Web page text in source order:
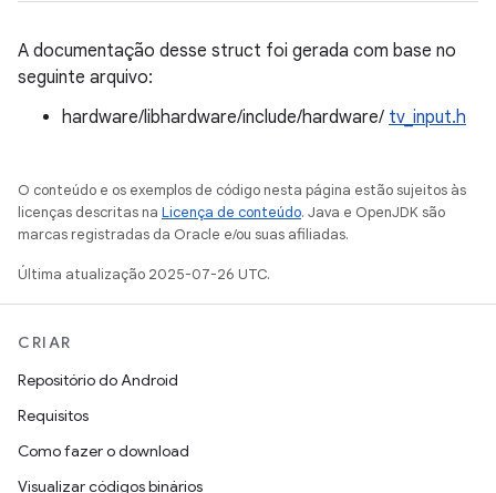
A documentação desse struct foi gerada com base no
seguinte arquivo:
hardware/libhardware/include/hardware/ tv_input.h
O conteúdo e os exemplos de código nesta página estão sujeitos às
licenças descritas na Licença de conteúdo. Java e OpenJDK são
marcas registradas da Oracle e/ou suas afiliadas.
Última atualização 2025-07-26 UTC.
CRIAR
Repositório do Android
Requisitos
Como fazer o download
Visualizar códigos binários